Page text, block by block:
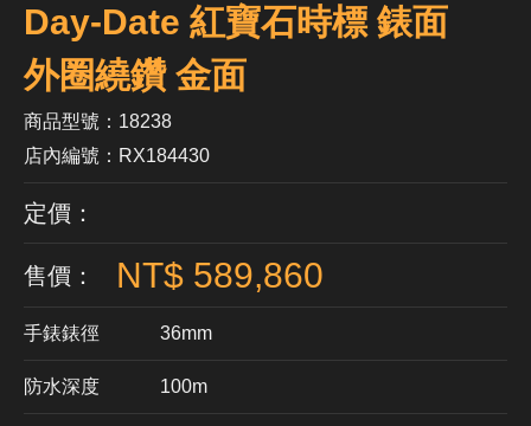
Day-Date 紅寶石時標 錶面
外圈繞鑽 金面
商品型號：18238
店內編號：RX184430
定價：
售價： NT$ 589,860
手錶錶徑 36mm
防水深度 100m